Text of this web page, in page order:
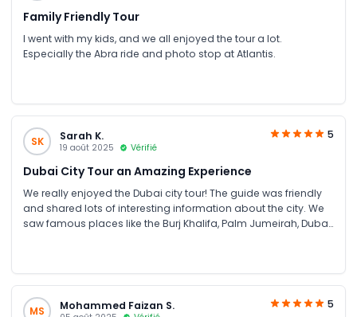
Family Friendly Tour
I went with my kids, and we all enjoyed the tour a lot.
Especially the Abra ride and photo stop at Atlantis.
SK Sarah K.
19 août 2025 Vérifié
5
Dubai City Tour an Amazing Experience
We really enjoyed the Dubai city tour! The guide was friendly
and shared lots of interesting information about the city. We
saw famous places like the Burj Khalifa, Palm Jumeirah, Dubai
MS Mohammed Faizan S. 5